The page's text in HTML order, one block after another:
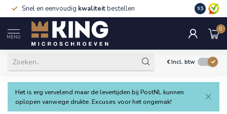
Snel en eenvoudig kwaliteitbestellen 9.5
MENU
0
€Incl. btw
Het is erg vervelend maar de levertijden bij PostNL kunnen
oplopen vanwege drukte. Excuses voor het ongemak!